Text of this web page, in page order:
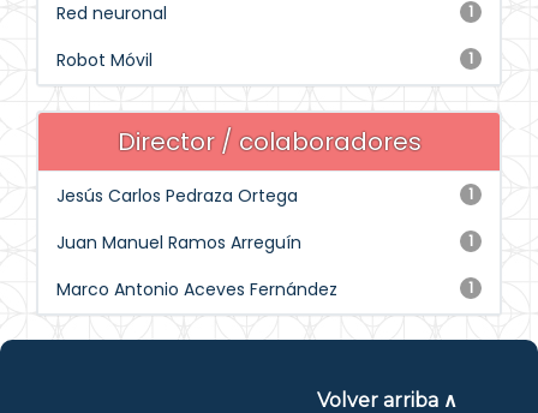
1
Red neuronal
1
Robot Móvil
Director / colaboradores
1
Jesús Carlos Pedraza Ortega
1
Juan Manuel Ramos Arreguín
1
Marco Antonio Aceves Fernández
Volver arriba ∧